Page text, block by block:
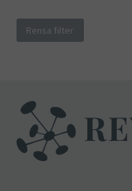
Rensa filter